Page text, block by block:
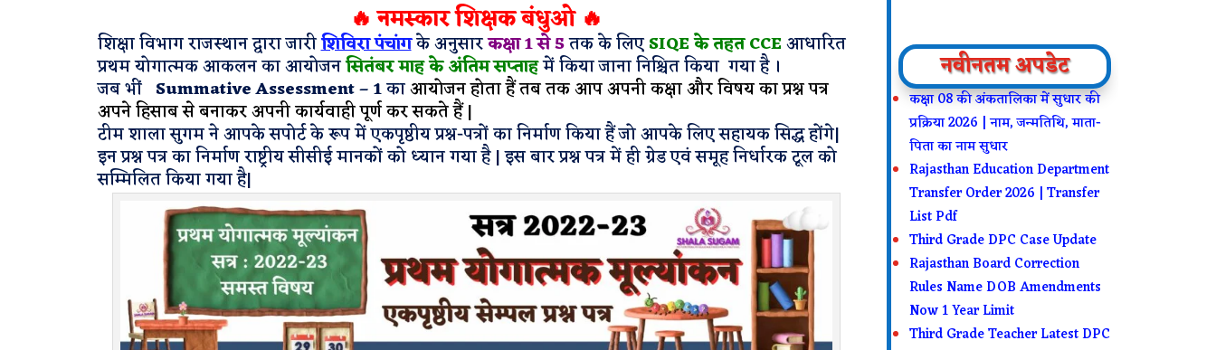
🔥 नमस्कार शिक्षक बंधुओ 🔥
शिक्षा विभाग राजस्थान द्वारा जारीशिविरा पंचांगके अनुसारकक्षा 1 से 5तक के लिएSIQE के तहत CCEआधारित
प्रथम योगात्मक आकलन का आयोजनसितंबर माह के अंतिम सप्ताहमें किया जाना निश्चित किया गया है ।
जब भीं Summative Assessment – 1काआयोजन होता हैं तब तक आप अपनी कक्षा और विषय का प्रश्न पत्र
अपने हिसाब से बनाकर अपनी कार्यवाही पूर्ण कर सकते हैं |
टीम शाला सुगम ने आपके सपोर्ट के रूप में एकपृष्ठीय प्रश्न-पत्रों का निर्माण किया हैं जो आपके लिए सहायक सिद्ध होंगे|
इन प्रश्न पत्र का निर्माण राष्ट्रीय सीसीई मानकों को ध्यान गया है | इस बार प्रश्न पत्र में ही ग्रेड एवं समूह निर्धारक टूल को
सम्मिलित किया गया है|
नवीनतम अपडेट
कक्षा 08 की अंकतालिका में सुधार की
प्रक्रिया 2026 | नाम, जन्मतिथि, माता-
पिता का नाम सुधार
Rajasthan Education Department
Transfer Order 2026 | Transfer
List Pdf
Third Grade DPC Case Update
Rajasthan Board Correction
Rules Name DOB Amendments
Now 1 Year Limit
Third Grade Teacher Latest DPC